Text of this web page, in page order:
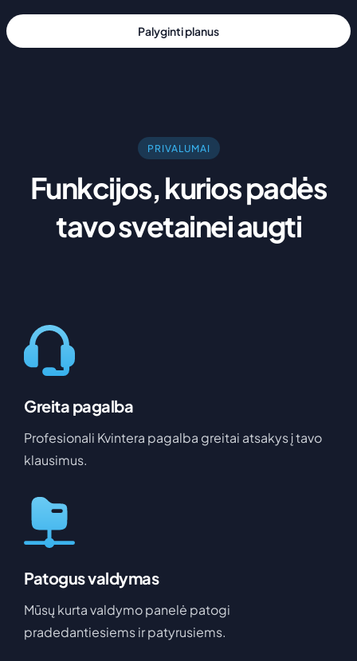
Palyginti planus
PRIVALUMAI
Funkcijos, kurios padės
tavo svetainei augti
Greita pagalba
Profesionali Kvintera pagalba greitai atsakys į tavo
klausimus.
Patogus valdymas
Mūsų kurta valdymo panelė patogi
pradedantiesiems ir patyrusiems.